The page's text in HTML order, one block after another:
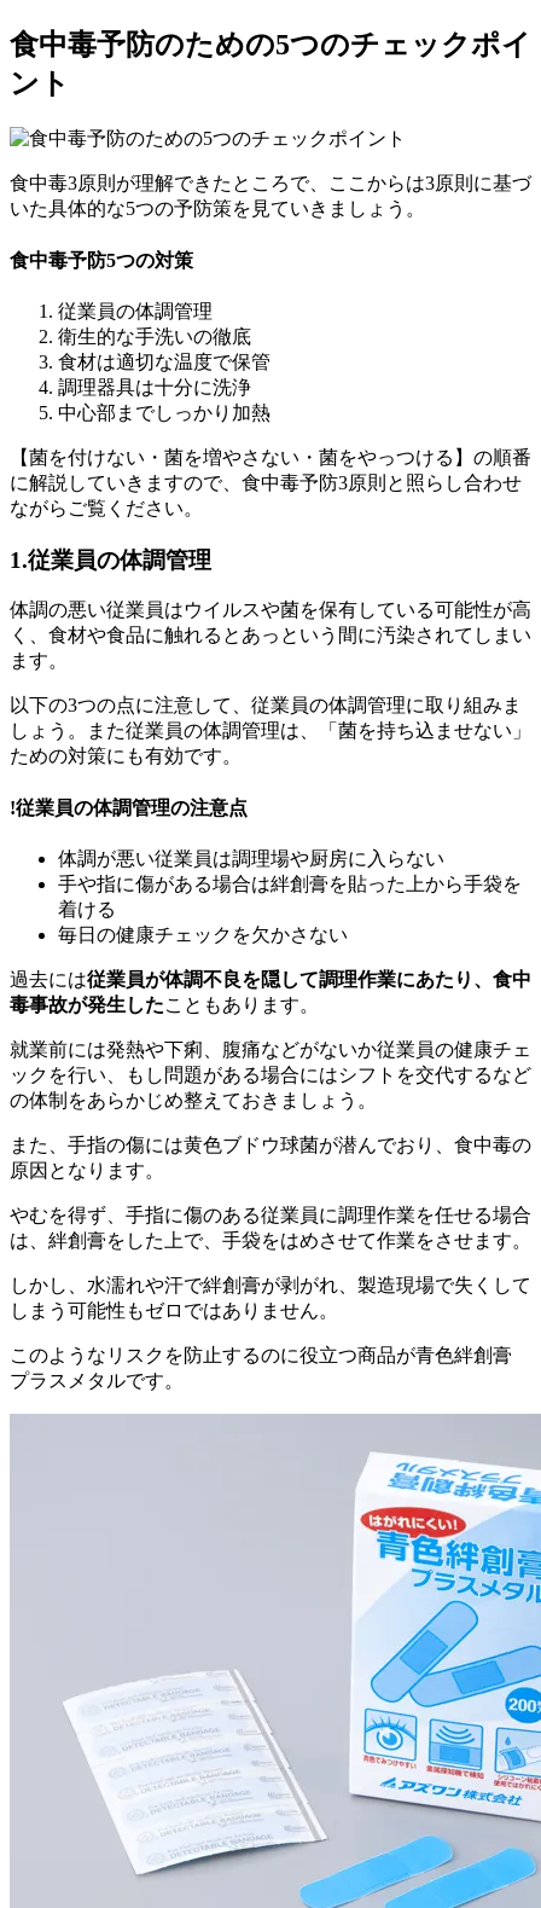
食中毒予防のための5つのチェックポイ
ント
食中毒3原則が理解できたところで、ここからは3原則に基づ
いた具体的な5つの予防策を見ていきましょう。
食中毒予防5つの対策
従業員の体調管理
衛生的な手洗いの徹底
食材は適切な温度で保管
調理器具は十分に洗浄
中心部までしっかり加熱
【菌を付けない・菌を増やさない・菌をやっつける】の順番
に解説していきますので、食中毒予防3原則と照らし合わせ
ながらご覧ください。
1.従業員の体調管理
体調の悪い従業員はウイルスや菌を保有している可能性が高
く、食材や食品に触れるとあっという間に汚染されてしまい
ます。
以下の3つの点に注意して、従業員の体調管理に取り組みま
しょう。また従業員の体調管理は、「菌を持ち込ませない」
ための対策にも有効です。
!従業員の体調管理の注意点
体調が悪い従業員は調理場や厨房に入らない
手や指に傷がある場合は絆創膏を貼った上から手袋を
着ける
毎日の健康チェックを欠かさない
過去には従業員が体調不良を隠して調理作業にあたり、食中
毒事故が発生したこともあります。
就業前には発熱や下痢、腹痛などがないか従業員の健康チェ
ックを行い、もし問題がある場合にはシフトを交代するなど
の体制をあらかじめ整えておきましょう。
また、手指の傷には黄色ブドウ球菌が潜んでおり、食中毒の
原因となります。
やむを得ず、手指に傷のある従業員に調理作業を任せる場合
は、絆創膏をした上で、手袋をはめさせて作業をさせます。
しかし、水濡れや汗で絆創膏が剥がれ、製造現場で失くして
しまう可能性もゼロではありません。
このようなリスクを防止するのに役立つ商品が青色絆創膏
プラスメタルです。